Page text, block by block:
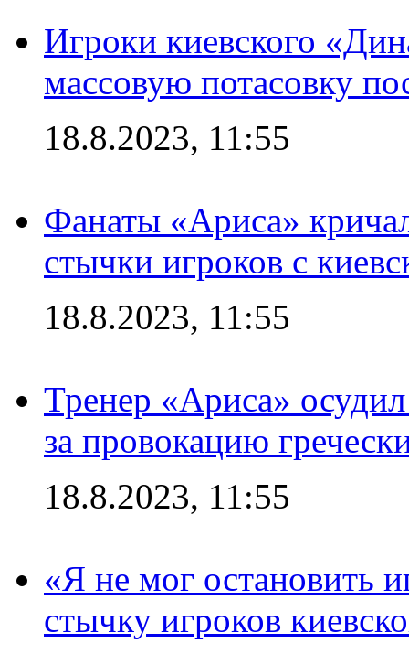
Игроки киевского
массовую потасовку
18.8.2023, 11:55
Фанаты «Ариса»
стычки игроков с
18.8.2023, 11:55
Тренер «Ариса»
за провокацию
18.8.2023, 11:55
«Я не мог остановить
стычку игроков